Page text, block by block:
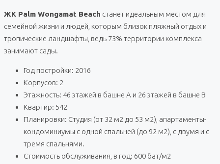
ЖК Palm Wongamat Beach станет идеальным местом для
семейной жизни и людей, которым близок пляжный отдых и
тропические ландшафты, ведь 73% территории комплекса
занимают сады.
Год постройки: 2016
Корпусов: 2
Этажность: 46 этажей в башне A и 26 этажей в башне B
Квартир: 542
Планировки: Студия (от 32 м2 до 53 м2), апартаменты-
кондоминиумы с одной спальней (до 92 м2), с двумя и с
тремя спальнями.
Стоимость обслуживания, в год: 600 бат/м2